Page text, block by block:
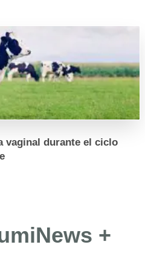
vaginal durante el ciclo
+